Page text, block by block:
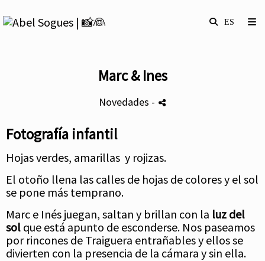
Marc & Ines
Novedades -
Fotografía infantil
Hojas verdes, amarillas y rojizas.
El otoño llena las calles de hojas de colores y el sol
se pone más temprano.
Marc e Inés juegan, saltan y brillan con la luz del
sol que está apunto de esconderse. Nos paseamos
por rincones de Traiguera entrañables y ellos se
divierten con la presencia de la cámara y sin ella.